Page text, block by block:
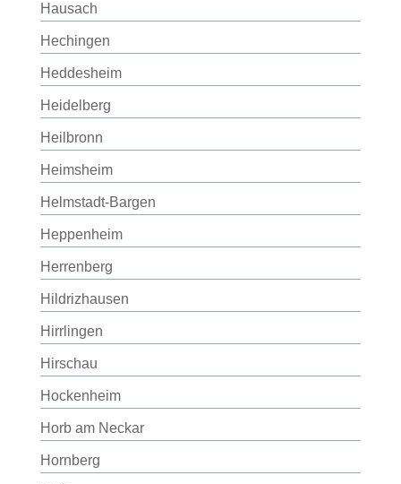
Hausach
Hechingen
Heddesheim
Heidelberg
Heilbronn
Heimsheim
Helmstadt-Bargen
Heppenheim
Herrenberg
Hildrizhausen
Hirrlingen
Hirschau
Hockenheim
Horb am Neckar
Hornberg